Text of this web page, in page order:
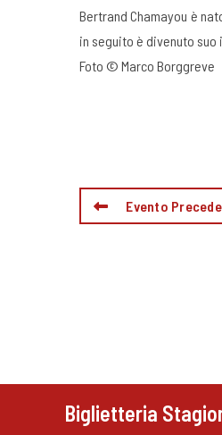
Bertrand Chamayou è
in seguito è divenuto suo
Foto © Marco Borggreve
Evento
Biglietteria